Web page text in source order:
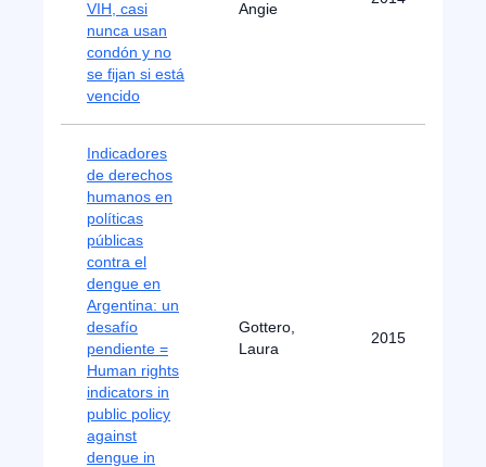
VIH, casi
nunca usan
condón y no
se fijan si está
vencido
Angie
Indicadores
de derechos
humanos en
políticas
públicas
contra el
dengue en
Argentina: un
desafío
pendiente =
Human rights
indicators in
public policy
against
dengue in
Gottero,
Laura
2015